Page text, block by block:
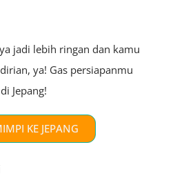
jadi lebih ringan dan kamu
ya! Gas persiapanmu
Jepang!
KE JEPANG